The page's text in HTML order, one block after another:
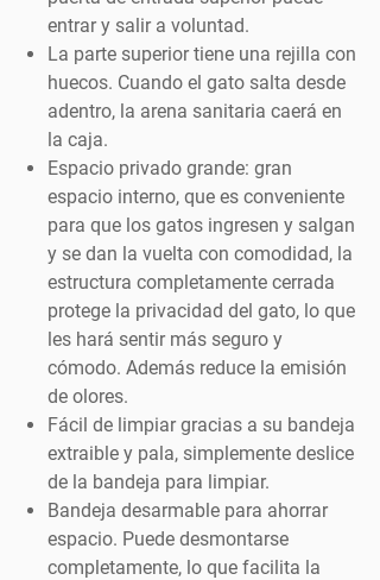
entrar y salir a voluntad.
La parte superior tiene una rejilla con
huecos. Cuando el gato salta desde
adentro, la arena sanitaria caerá en
la caja.
Espacio privado grande: gran
espacio interno, que es conveniente
para que los gatos ingresen y salgan
y se dan la vuelta con comodidad, la
estructura completamente cerrada
protege la privacidad del gato, lo que
les hará sentir más seguro y
cómodo. Además reduce la emisión
de olores.
Fácil de limpiar gracias a su bandeja
extraible y pala, simplemente deslice
de la bandeja para limpiar.
Bandeja desarmable para ahorrar
espacio. Puede desmontarse
completamente, lo que facilita la